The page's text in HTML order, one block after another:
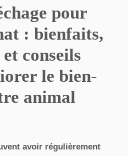
pour
: bienfaits,
conseils
le bien-
animal
avoir régulièrement